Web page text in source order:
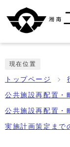
現在位置
トップページ
公共施設再配置・
公共施設再配置・
実施計画策定まで